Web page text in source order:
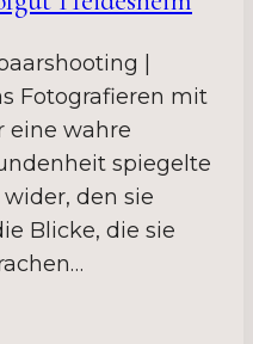
|
Fotografieren mit
eine wahre
spiegelte
den sie
Blicke, die sie